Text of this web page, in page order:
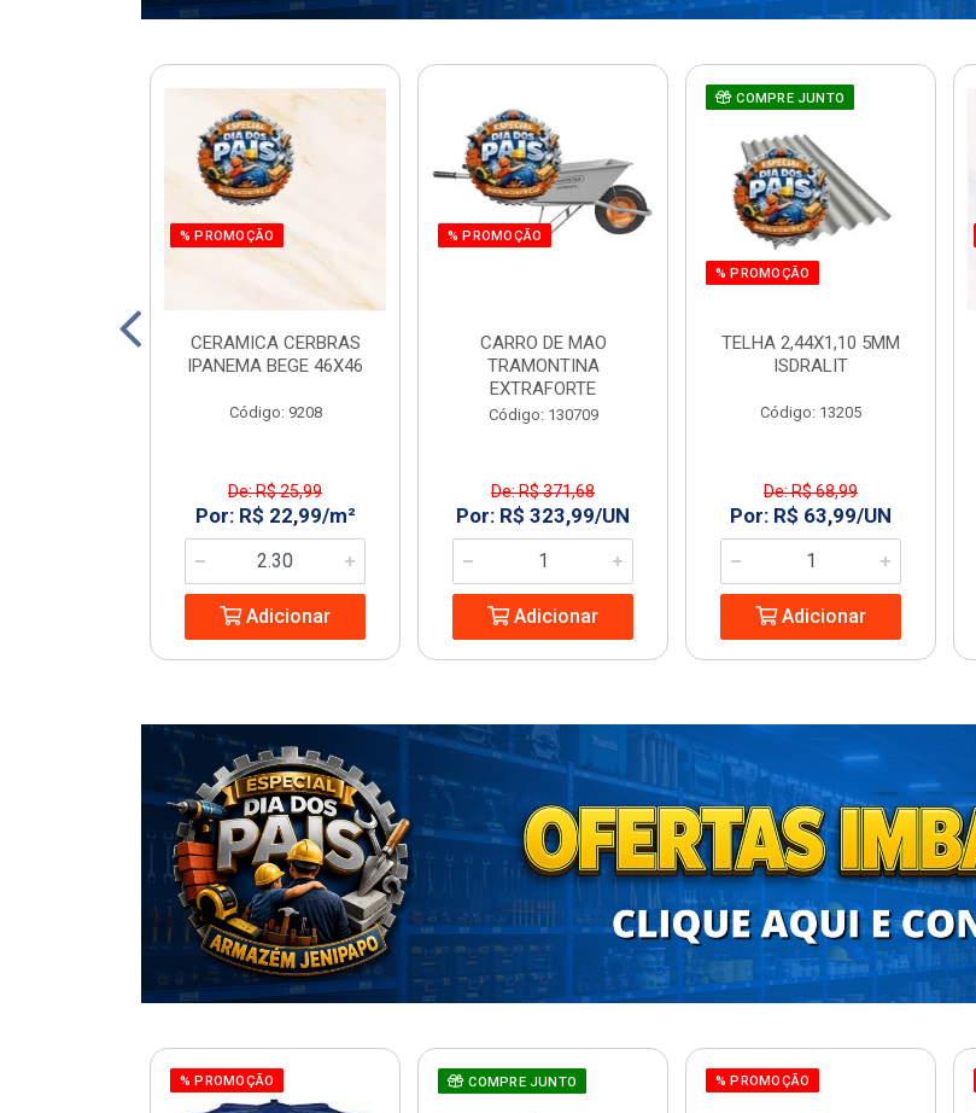
% PROMOÇÃO
CERAMICA CERBRAS
IPANEMA BEGE 46X46
Código: 9208
De: R$ 25,99
Por: R$ 22,99/m²
Adicionar
% PROMOÇÃO
CARRO DE MAO
TRAMONTINA
EXTRAFORTE
Código: 130709
De: R$ 371,68
Por: R$ 323,99/UN
Adicionar
COMPRE JUNTO
% PROMOÇÃO
TELHA 2,44X1,10 5MM
ISDRALIT
Código: 13205
De: R$ 68,99
Por: R$ 63,99/UN
Adicionar
% PROMOÇÃO COMPRE JUNTO % PROMOÇÃO